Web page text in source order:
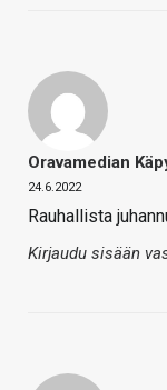
Oravamedian
24.6.2022
Rauhallista
Kirjaudu sisään